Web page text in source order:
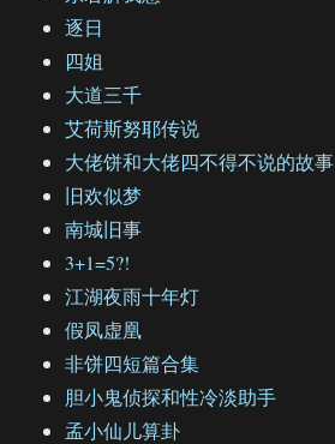
逐日
四姐
大道三千
艾荷斯努耶传说
大佬饼和大佬四不得不说的故事
旧欢似梦
南城旧事
3+1=5?!
江湖夜雨十年灯
假凤虚凰
非饼四短篇合集
胆小鬼侦探和性冷淡助手
孟小仙儿算卦